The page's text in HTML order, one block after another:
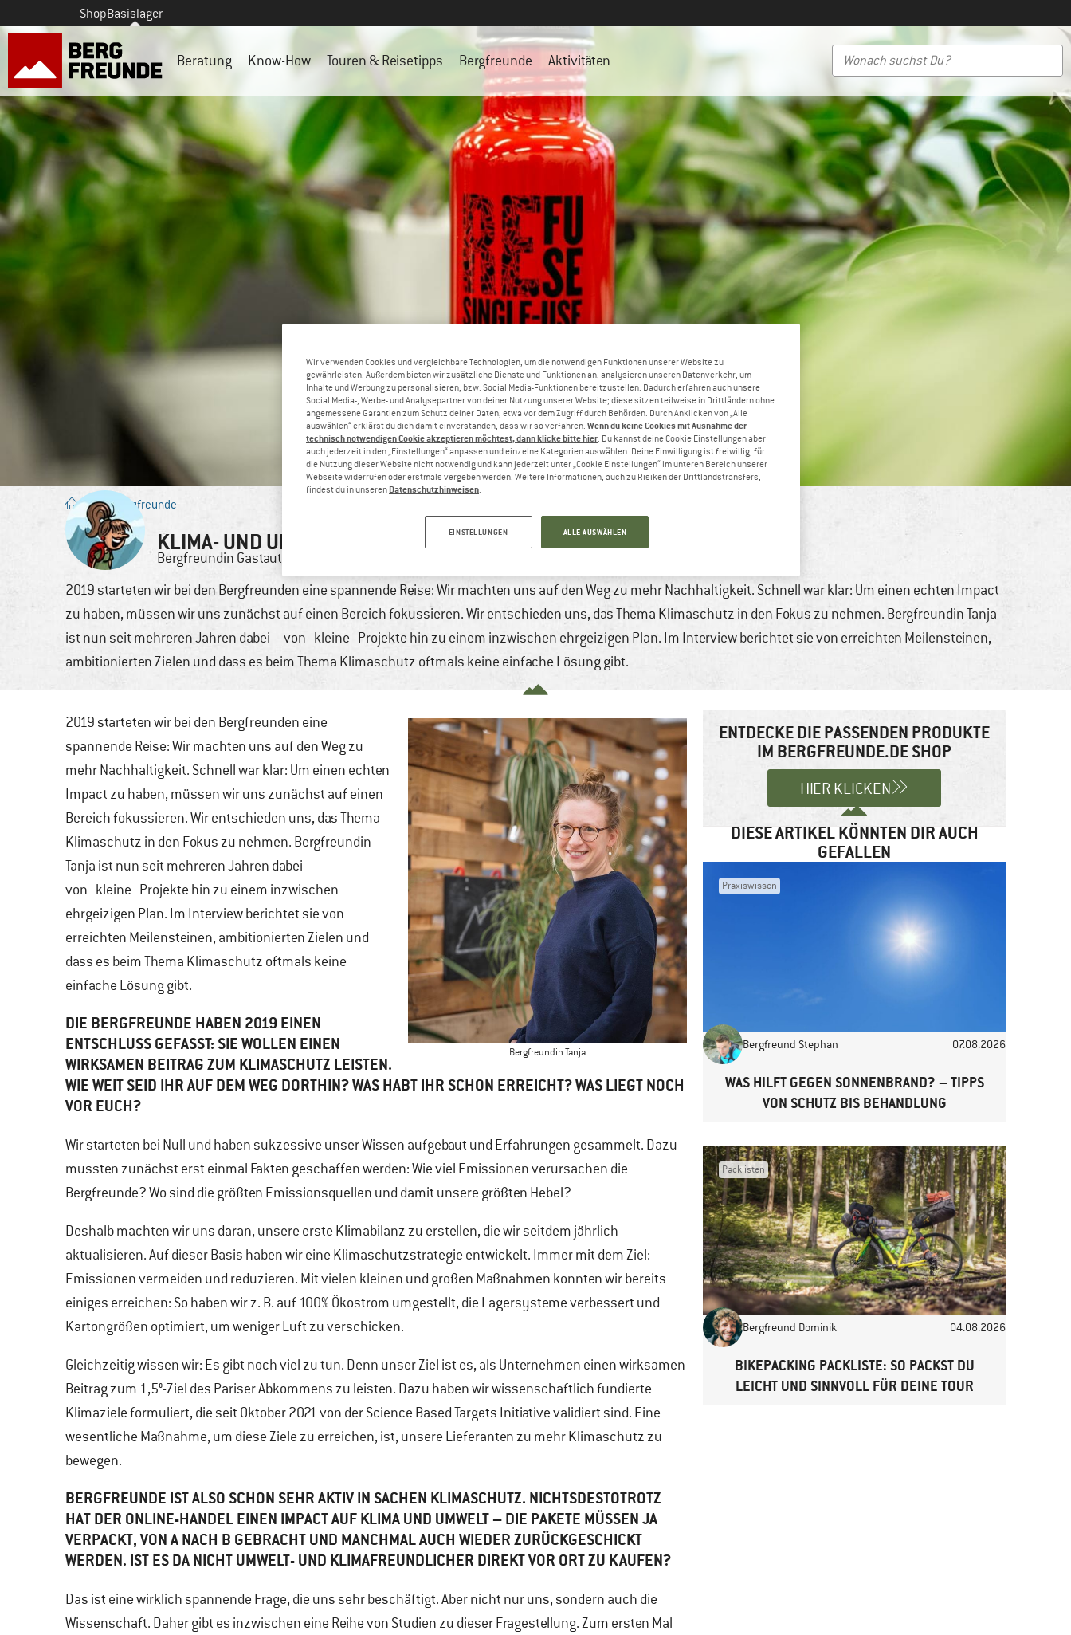
ShopBasislager
Beratung Know-How Touren & Reisetipps Bergfreunde Aktivitäten
Blog/Bergfreunde
KLIMA- UND UMWELTSCHUTZ – INTERVIEW MIT TANJA
Bergfreundin Gastautorin
2019 starteten wir bei den Bergfreunden eine spannende Reise: Wir machten uns auf den Weg zu mehr Nachhaltigkeit. Schnell war klar: Um einen echten Impact
zu haben, müssen wir uns zunächst auf einen Bereich fokussieren. Wir entschieden uns, das Thema Klimaschutz in den Fokus zu nehmen. Bergfreundin Tanja
ist nun seit mehreren Jahren dabei – von kleine Projekte hin zu einem inzwischen ehrgeizigen Plan. Im Interview berichtet sie von erreichten Meilensteinen,
ambitionierten Zielen und dass es beim Thema Klimaschutz oftmals keine einfache Lösung gibt.
Bergfreundin Tanja
2019 starteten wir bei den Bergfreunden eine
spannende Reise: Wir machten uns auf den Weg zu
mehr Nachhaltigkeit. Schnell war klar: Um einen echten
Impact zu haben, müssen wir uns zunächst auf einen
Bereich fokussieren. Wir entschieden uns, das Thema
Klimaschutz in den Fokus zu nehmen. Bergfreundin
Tanja ist nun seit mehreren Jahren dabei –
von kleine Projekte hin zu einem inzwischen
ehrgeizigen Plan. Im Interview berichtet sie von
erreichten Meilensteinen, ambitionierten Zielen und
dass es beim Thema Klimaschutz oftmals keine
einfache Lösung gibt.
DIE BERGFREUNDE HABEN 2019 EINEN
ENTSCHLUSS GEFASST: SIE WOLLEN EINEN
WIRKSAMEN BEITRAG ZUM KLIMASCHUTZ LEISTEN.
WIE WEIT SEID IHR AUF DEM WEG DORTHIN? WAS HABT IHR SCHON ERREICHT? WAS LIEGT NOCH
VOR EUCH?
Wir starteten bei Null und haben sukzessive unser Wissen aufgebaut und Erfahrungen gesammelt. Dazu
mussten zunächst erst einmal Fakten geschaffen werden: Wie viel Emissionen verursachen die
Bergfreunde? Wo sind die größten Emissionsquellen und damit unsere größten Hebel?
Deshalb machten wir uns daran, unsere erste Klimabilanz zu erstellen, die wir seitdem jährlich
aktualisieren. Auf dieser Basis haben wir eine Klimaschutzstrategie entwickelt. Immer mit dem Ziel:
Emissionen vermeiden und reduzieren. Mit vielen kleinen und großen Maßnahmen konnten wir bereits
einiges erreichen: So haben wir z. B. auf 100% Ökostrom umgestellt, die Lagersysteme verbessert und
Kartongrößen optimiert, um weniger Luft zu verschicken.
Gleichzeitig wissen wir: Es gibt noch viel zu tun. Denn unser Ziel ist es, als Unternehmen einen wirksamen
Beitrag zum 1,5°-Ziel des Pariser Abkommens zu leisten. Dazu haben wir wissenschaftlich fundierte
Klimaziele formuliert, die seit Oktober 2021 von der Science Based Targets Initiative validiert sind. Eine
wesentliche Maßnahme, um diese Ziele zu erreichen, ist, unsere Lieferanten zu mehr Klimaschutz zu
bewegen.
BERGFREUNDE IST ALSO SCHON SEHR AKTIV IN SACHEN KLIMASCHUTZ. NICHTSDESTOTROTZ
HAT DER ONLINE-HANDEL EINEN IMPACT AUF KLIMA UND UMWELT – DIE PAKETE MÜSSEN JA
VERPACKT, VON A NACH B GEBRACHT UND MANCHMAL AUCH WIEDER ZURÜCKGESCHICKT
WERDEN. IST ES DA NICHT UMWELT- UND KLIMAFREUNDLICHER DIREKT VOR ORT ZU KAUFEN?
Das ist eine wirklich spannende Frage, die uns sehr beschäftigt. Aber nicht nur uns, sondern auch die
Wissenschaft. Daher gibt es inzwischen eine Reihe von Studien zu dieser Fragestellung. Zum ersten Mal
ENTDECKE DIE PASSENDEN PRODUKTE
IM BERGFREUNDE.DE SHOP
HIER KLICKEN
DIESE ARTIKEL KÖNNTEN DIR AUCH
GEFALLEN
Praxiswissen
Bergfreund Stephan 07.08.2026
WAS HILFT GEGEN SONNENBRAND? – TIPPS
VON SCHUTZ BIS BEHANDLUNG
Packlisten
Bergfreund Dominik 04.08.2026
BIKEPACKING PACKLISTE: SO PACKST DU
LEICHT UND SINNVOLL FÜR DEINE TOUR
Wir verwenden Cookies und vergleichbare Technologien, um die notwendigen Funktionen unserer Website zu
gewährleisten. Außerdem bieten wir zusätzliche Dienste und Funktionen an, analysieren unseren Datenverkehr, um
Inhalte und Werbung zu personalisieren, bzw. Social Media-Funktionen bereitzustellen. Dadurch erfahren auch unsere
Social Media-, Werbe- und Analysepartner von deiner Nutzung unserer Website; diese sitzen teilweise in Drittländern ohne
angemessene Garantien zum Schutz deiner Daten, etwa vor dem Zugriff durch Behörden. Durch Anklicken von „Alle
auswählen“ erklärst du dich damit einverstanden, dass wir so verfahren. Wenn du keine Cookies mit Ausnahme der
technisch notwendigen Cookie akzeptieren möchtest, dann klicke bitte hier. Du kannst deine Cookie Einstellungen aber
auch jederzeit in den „Einstellungen“ anpassen und einzelne Kategorien auswählen. Deine Einwilligung ist freiwillig, für
die Nutzung dieser Website nicht notwendig und kann jederzeit unter „Cookie Einstellungen“ im unteren Bereich unserer
Webseite widerrufen oder erstmals vergeben werden. Weitere Informationen, auch zu Risiken der Drittlandstransfers,
findest du in unseren Datenschutzhinweisen.
EINSTELLUNGEN ALLE AUSWÄHLEN